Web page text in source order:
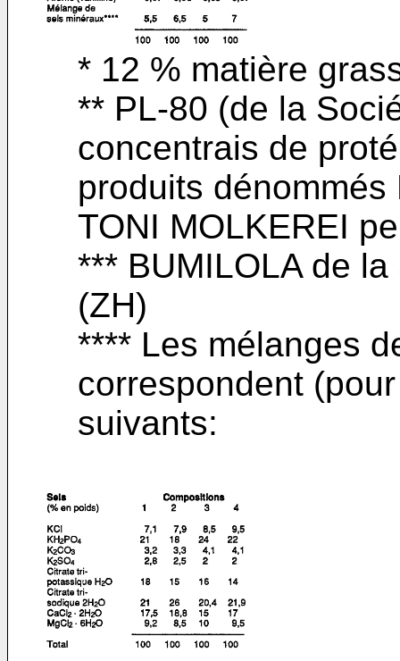
* 12 % matière
** PL-80 (de la
concentrais de
produits
TONI MOLKEREI
*** BUMILOLA de
(ZH)
**** Les mélanges
correspondent
suivants: